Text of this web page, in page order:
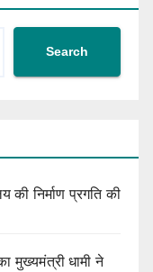
Search
की निर्माण प्रगति की
मुख्यमंत्री धामी ने